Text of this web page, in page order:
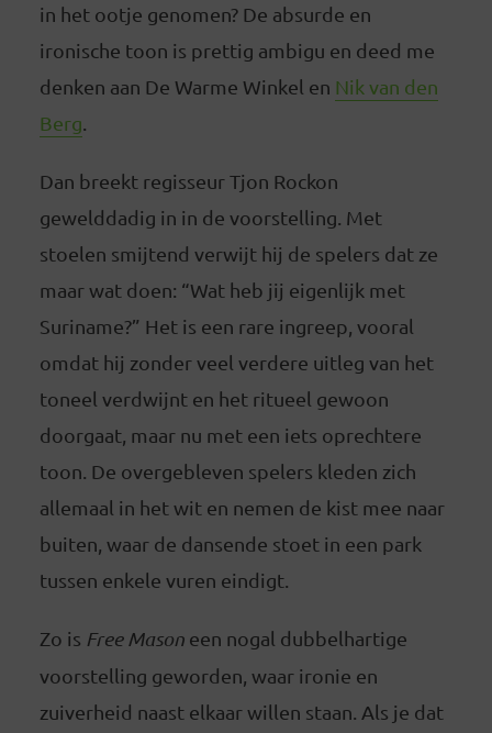
in het ootje genomen? De absurde en
ironische toon is prettig ambigu en deed me
denken aan De Warme Winkel en Nik van den
Berg
Dan breekt regisseur Tjon Rockon
gewelddadig in in de voorstelling. Met
stoelen smijtend verwijt hij de spelers dat ze
maar wat doen: “Wat heb jij eigenlijk met
Suriname?” Het is een rare ingreep, vooral
omdat hij zonder veel verdere uitleg van het
toneel verdwijnt en het ritueel gewoon
doorgaat, maar nu met een iets oprechtere
toon. De overgebleven spelers kleden zich
allemaal in het wit en nemen de kist mee naar
buiten, waar de dansende stoet in een park
tussen enkele vuren eindigt.
Zo is Free Masoneen nogal dubbelhartige
voorstelling geworden, waar ironie en
zuiverheid naast elkaar willen staan. Als je dat